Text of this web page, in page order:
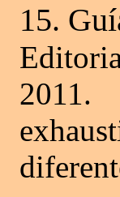
15.
2011.